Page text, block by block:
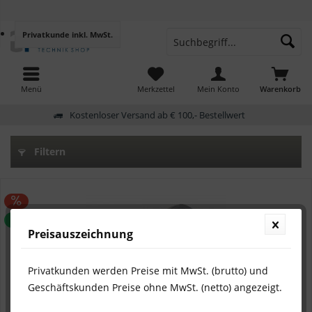
Menü Warenkorb
Merkzettel
Privatkunde inkl. MwSt.
Mein Konto
Kostenloser Versand ab € 100,- Bestellwert
Filtern
Preisauszeichnung
Privatkunden werden Preise mit MwSt. (brutto) und
Geschäftskunden Preise ohne MwSt. (netto) angezeigt.